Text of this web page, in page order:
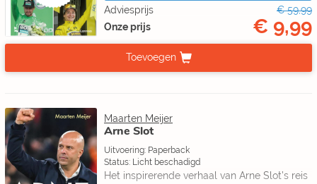
Adviesprijs
€ 59,99
Onze prijs
€ 9,99
Toevoegen
Maarten Meijer
Arne Slot
Uitvoering: Paperback
Status: Licht beschadigd
Het inspirerende verhaal van Arne Slot’s reis